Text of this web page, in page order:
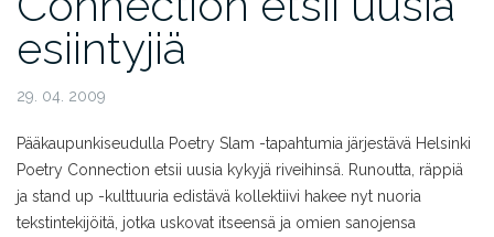
esiintyjiä
29. 04. 2009
Pääkaupunkiseudulla Poetry Slam -tapahtumia järjestävä Helsinki
Poetry Connection etsii uusia kykyjä riveihinsä. Runoutta, räppiä
ja stand up -kulttuuria edistävä kollektiivi hakee nyt nuoria
tekstintekijöitä, jotka uskovat itseensä ja omien sanojensa